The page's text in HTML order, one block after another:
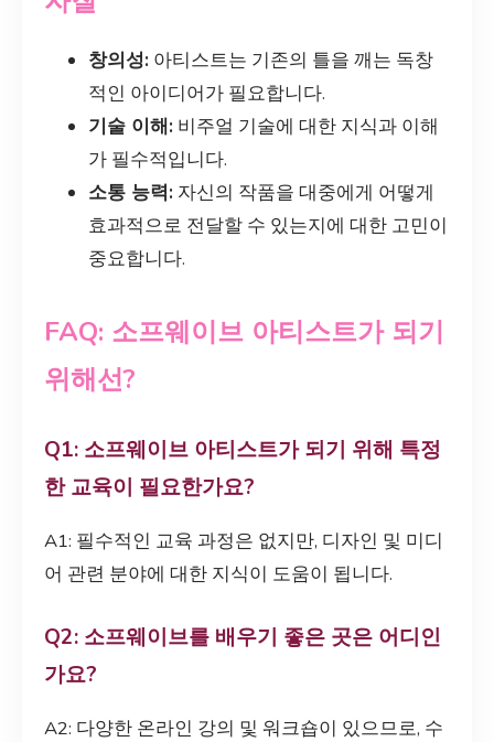
창의성: 아티스트는 기존의 틀을 깨는 독창
적인 아이디어가 필요합니다.
기술 이해: 비주얼 기술에 대한 지식과 이해
가 필수적입니다.
소통 능력: 자신의 작품을 대중에게 어떻게
효과적으로 전달할 수 있는지에 대한 고민이
중요합니다.
FAQ: 소프웨이브 아티스트가 되기
위해선?
Q1: 소프웨이브 아티스트가 되기 위해 특정
한 교육이 필요한가요?
A1: 필수적인 교육 과정은 없지만, 디자인 및 미디
어 관련 분야에 대한 지식이 도움이 됩니다.
Q2: 소프웨이브를 배우기 좋은 곳은 어디인
가요?
A2: 다양한 온라인 강의 및 워크숍이 있으므로, 수